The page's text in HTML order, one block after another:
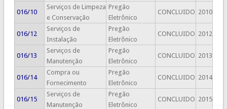
016/10
Serviços de Limpeza
e Conservação
Pregão
Eletrônico
CONCLUIDO 2010
016/12
Serviços de
Instalação
Pregão
Eletrônico
CONCLUIDO 2012
016/13
Serviços de
Manutenção
Pregão
Eletrônico
CONCLUIDO 2013
016/14
Compra ou
Fornecimento
Pregão
Eletrônico
CONCLUIDO 2014
016/15
Serviços de
Manutenção
Pregão
Eletrônico
CONCLUIDO 2015